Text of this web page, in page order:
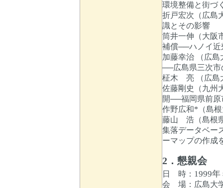
環境整備と街づ
折戸宏次（広島
識とその影響
筒井一伸（大阪
補償──ハノイ近
加藤幸治 （広
──広島県三次
柾木 亮 （広島
佐藤剛史（九州
開──福岡県前
作野広和*（島
藤山 浩（島根
集落データベー
ーマップの作成
2．懇親会
日 時： 1999
会 場：広島大